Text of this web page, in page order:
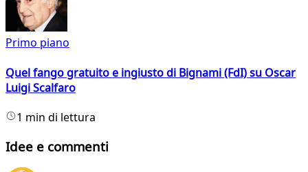
Primo piano
Quel fango gratuito e ingiusto di Bignami (FdI) su Oscar
Luigi Scalfaro
1 min di lettura
Idee e commenti